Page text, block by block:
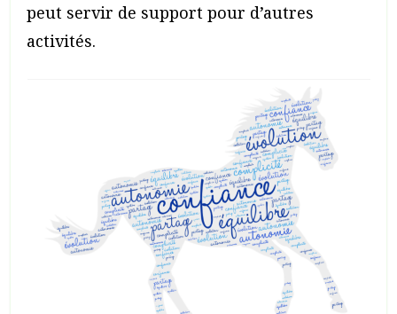
peut servir de support pour d’autres
activités.